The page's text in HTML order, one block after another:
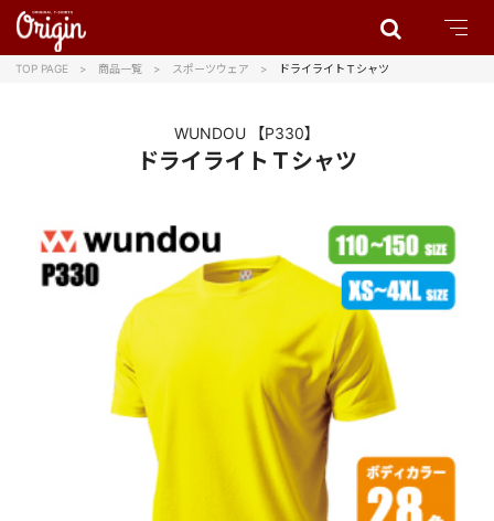
TOP PAGE 商品一覧 スポーツウェア ドライライトＴシャツ
WUNDOU 【P330】
ドライライトＴシャツ